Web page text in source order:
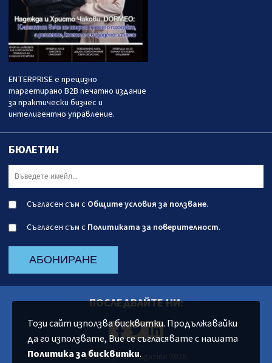
ENTERPRISE е прецизно
таргетирано B2B печатно издание
за практически бизнес и
интелигентно управление.
БЮЛЕТИН
Съгласен съм с Общите условия за ползване.
Съгласен съм с Политиката за поверителност.
АБОНИРАНЕ
ПОСЛЕДВАЙТЕ НИ:
© Enterprise Magazine 2026.
Този сайт използва бисквитки. Продължавайки
да го използвате, Вие се съгласявате с нашата
Политика за бисквитки.